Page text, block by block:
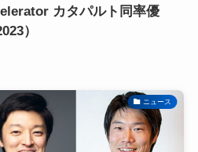
カタパルト同率優
）
ニュース